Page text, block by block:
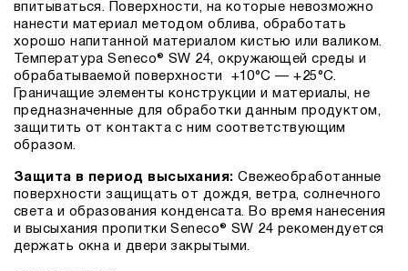
впитываться. Поверхности, на которые невозможно
нанести материал методом облива, обработать
хорошо напитанной материалом кистью или валиком.
Температура Seneco® SW 24, окружающей среды и
обрабатываемой поверхности +10°C — +25°C.
Граничащие элементы конструкции и материалы, не
предназначенные для обработки данным продуктом,
защитить от контакта с ним соответствующим
образом.
Защита в период высыхания:Свежеобработанные
поверхности защищать от дождя, ветра, солнечного
света и образования конденсата. Во время нанесения
и высыхания пропитки Seneco® SW 24 рекомендуется
держать окна и двери закрытыми.